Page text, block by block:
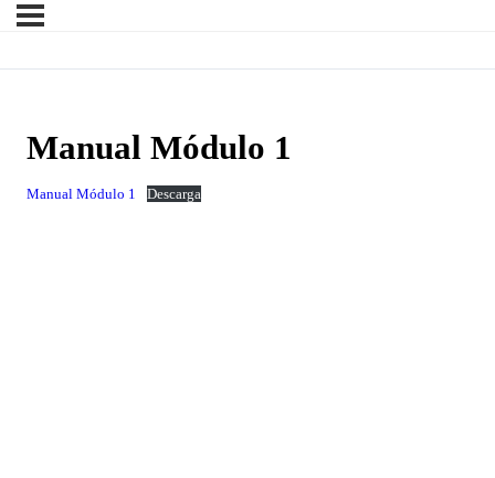
Manual Módulo 1
Manual Módulo 1 Descarga